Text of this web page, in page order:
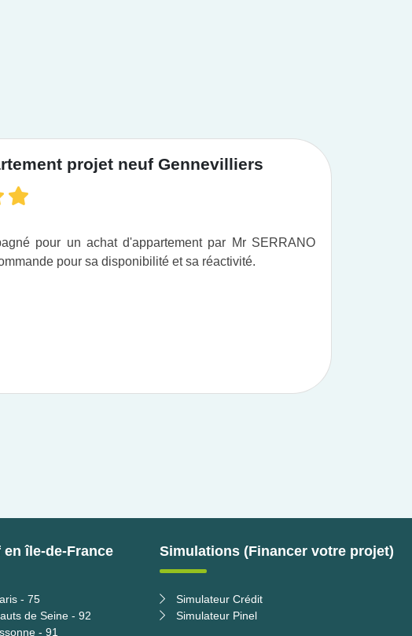
projet neuf Gennevilliers
pour un achat d'appartement par Mr SERRANO
pour sa disponibilité et sa réactivité.
île-de-France
- 75
de Seine - 92
- 91
Simulations (Financer votre projet)
Simulateur Crédit
Simulateur Pinel